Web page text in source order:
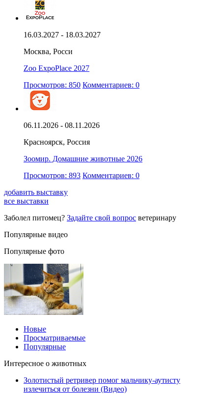
16.03.2027 - 18.03.2027
Москва, Росси
Zoo ExpoPlace 2027
Просмотров: 850 Комментариев: 0
06.11.2026 - 08.11.2026
Красноярск, Россия
Зоомир. Домашние животные 2026
Просмотров: 893 Комментариев: 0
добавить выставку
все выставки
Заболел питомец? Задайте свой вопрос ветеринару
Популярные видео
Популярные фото
Новые
Просматриваемые
Популярные
Интересное о животных
Золотистый ретривер помог мальчику-аутисту
излечиться от болезни (Видео)